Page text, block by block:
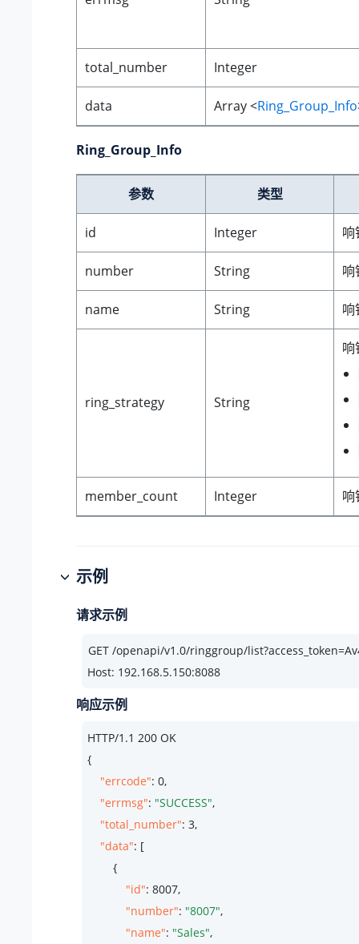
total_number Integer
data Array <Ring_Group_Info
Ring_Group_Info
参数 类型
id Integer 响
number String 响
name String 响
ring_strategy String
响
member_count Integer 响
示例
请求示例
Host: 192.168.5.150:8088
响应示例
HTTP/1.1 200 OK
{
"errcode": 0,
"errmsg": "SUCCESS",
"total_number": 3,
"data": [
        {
"id": 8007,
"number": "8007",
"name": "Sales",